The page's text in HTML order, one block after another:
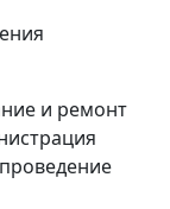
и ремонт